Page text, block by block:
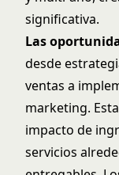
significativa.
Las
desde
ventas a
marketing.
impacto de
servicios